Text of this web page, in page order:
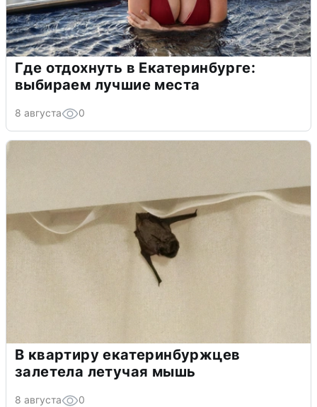
Где отдохнуть в Екатеринбурге:
выбираем лучшие места
8 августа 0
В квартиру екатеринбуржцев
залетела летучая мышь
8 августа 0